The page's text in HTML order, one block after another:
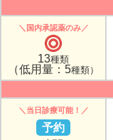
＼国内承認薬のみ／
13種類
（低用量：5種類）
＼当日診療可能！／
予約